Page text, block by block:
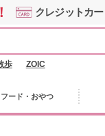
クレジットカ
歩 ZOIC
フード・おやつ